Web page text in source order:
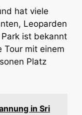
hat viele
Leoparden
ist bekannt
Tour mit einem
Platz
in Sri